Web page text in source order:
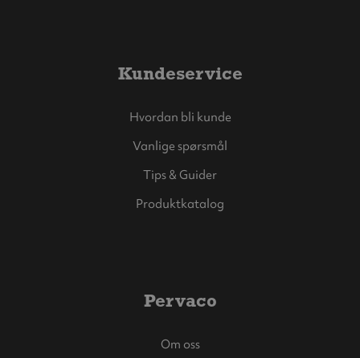
Kundeservice
Hvordan bli kunde
Vanlige spørsmål
Tips & Guider
Produktkatalog
Pervaco
Om oss